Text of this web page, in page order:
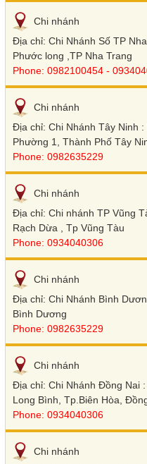
Chi nhánh
Địa chỉ: Chi Nhánh Số TP
Phước long ,TP Nha Trang
Phone: 0982100454 -
Chi nhánh
Địa chỉ: Chi Nhánh Tây Ninh
Phường 1, Thành Phố Tây
Phone: 0982635229
Chi nhánh
Địa chỉ: Chi nhánh TP Vũng
Rạch Dừa , Tp Vũng Tàu
Phone: 0934040306
Chi nhánh
Địa chỉ: Chi Nhánh Bình
Bình Dương
Phone: 0982635229
Chi nhánh
Địa chỉ: Chi Nhánh Đồng Nai
Long Bình, Tp.Biên Hòa,
Phone: 0934040306
Chi nhánh